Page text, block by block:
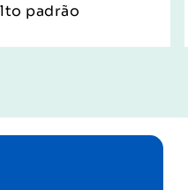
padrão